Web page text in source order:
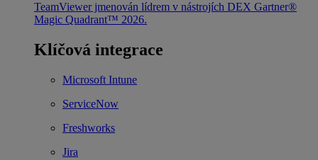
TeamViewer jmenován lídrem v nástrojích DEX Gartner®
Magic Quadrant™ 2026.
Klíčová integrace
Microsoft Intune
ServiceNow
Freshworks
Jira